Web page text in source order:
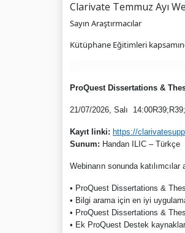
Clarivate Temmuz Ayı
Sayın Araştırmacılar
Kütüphane Eğitimleri
ProQuest Dissertations &
21/07/2026, Salı 14:00
Kayıt linki: https://
Sunum: Handan ILIC – Türkçe
Webinarın sonunda
• ProQuest Dissertations &
• Bilgi arama için en iyi
• ProQuest Dissertations &
• Ek ProQuest Destek